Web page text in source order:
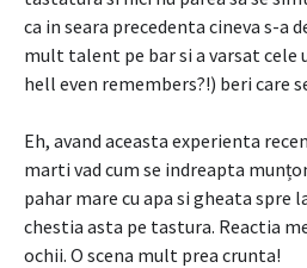
ca in seara precedenta cineva s-a
mult talent pe bar si a varsat cele
hell even remembers?!) beri care
Eh, avand aceasta experienta
marti vad cum se indreapta
pahar mare cu apa si gheata
chestia asta pe tastura. Reactia
ochii. O scena mult prea crunta!